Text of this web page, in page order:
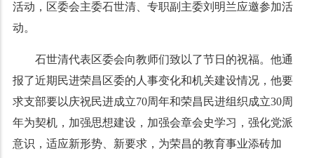
活动，区委会主委石世清、专职副主委刘明兰应邀参加活
动。
石世清代表区委会向教师们致以了节日的祝福。他通
报了近期民进荣昌区委的人事变化和机关建设情况，他要
求支部要以庆祝民进成立70周年和荣昌民进组织成立30周
年为契机，加强思想建设，加强会章会史学习，强化党派
意识，适应新形势、新要求，为荣昌的教育事业添砖加